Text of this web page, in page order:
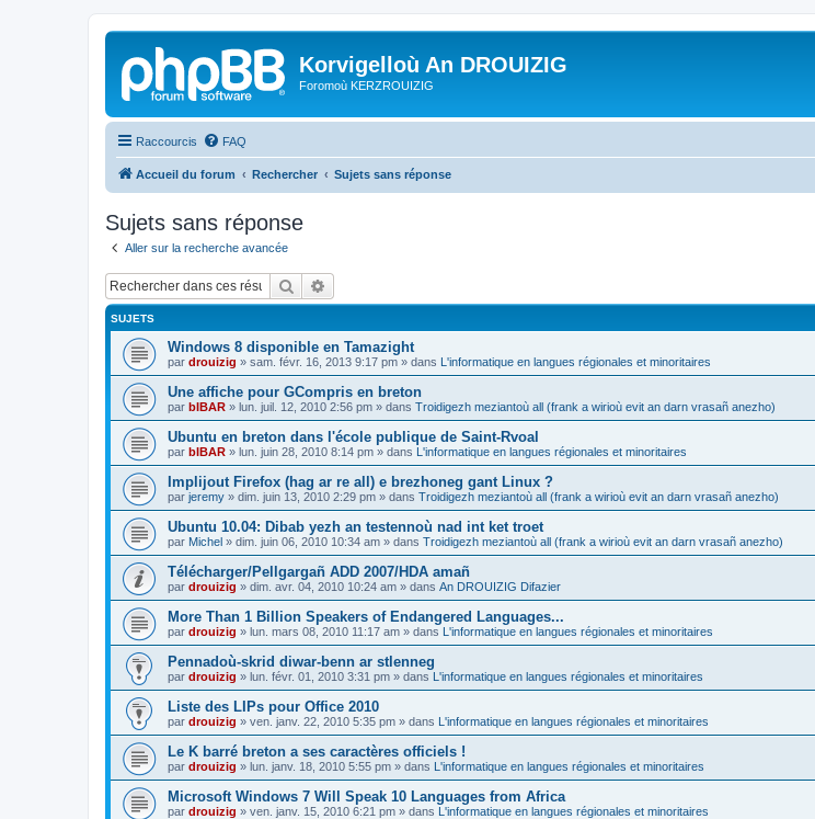
Korvigelloù An DROUIZIG
Foromoù KERZROUIZIG
Raccourcis FAQ
Accueil du forum Rechercher Sujets sans réponse
Sujets sans réponse
Aller sur la recherche avancée
Rechercher
SUJETS
Windows 8 disponible en Tamazight
par drouizig » sam. févr. 16, 2013 9:17 pm » dans L'informatique en langues régionales et minoritaires
Une affiche pour GCompris en breton
par bIBAR » lun. juil. 12, 2010 2:56 pm » dans Troidigezh meziantoù all (frank a wirioù evit an darn vrasañ anezho)
Ubuntu en breton dans l'école publique de Saint-Rvoal
par bIBAR » lun. juin 28, 2010 8:14 pm » dans L'informatique en langues régionales et minoritaires
Implijout Firefox (hag ar re all) e brezhoneg gant Linux ?
par jeremy » dim. juin 13, 2010 2:29 pm » dans Troidigezh meziantoù all (frank a wirioù evit an darn vrasañ anezho)
Ubuntu 10.04: Dibab yezh an testennoù nad int ket troet
par Michel » dim. juin 06, 2010 10:34 am » dans Troidigezh meziantoù all (frank a wirioù evit an darn vrasañ anezho)
Télécharger/Pellgargañ ADD 2007/HDA amañ
par drouizig » dim. avr. 04, 2010 10:24 am » dans An DROUIZIG Difazier
More Than 1 Billion Speakers of Endangered Languages...
par drouizig » lun. mars 08, 2010 11:17 am » dans L'informatique en langues régionales et minoritaires
Pennadoù-skrid diwar-benn ar stlenneg
par drouizig » lun. févr. 01, 2010 3:31 pm » dans L'informatique en langues régionales et minoritaires
Liste des LIPs pour Office 2010
par drouizig » ven. janv. 22, 2010 5:35 pm » dans L'informatique en langues régionales et minoritaires
Le K barré breton a ses caractères officiels !
par drouizig » lun. janv. 18, 2010 5:55 pm » dans L'informatique en langues régionales et minoritaires
Microsoft Windows 7 Will Speak 10 Languages from Africa
par drouizig » ven. janv. 15, 2010 6:21 pm » dans L'informatique en langues régionales et minoritaires